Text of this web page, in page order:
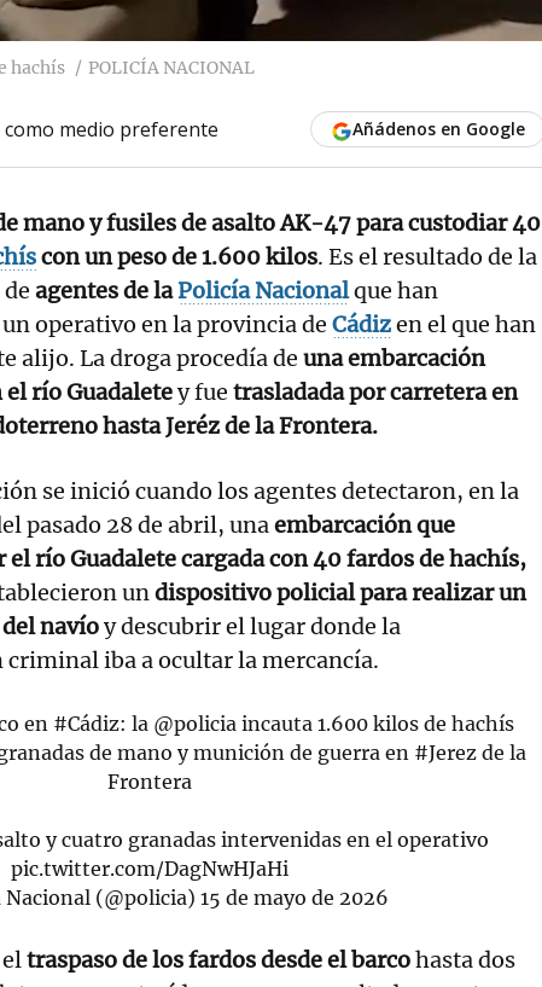
hachís POLICÍA NACIONAL
medio preferente Añádenos en Google
mano y fusiles de asalto AK-47 para custodiar 40
con un peso de 1.600 kilos. Es el resultado de la
agentes de laPolicía Nacionalque han
operativo en la provincia de Cádizen el que han
alijo. La droga procedía de una embarcación
río Guadaletey fue trasladada por carretera en
hasta Jeréz de la Frontera.
se inició cuando los agentes detectaron, en la
pasado 28 de abril, unaembarcación que
el río Guadalete cargada con 40 fardos de hachís,
undispositivo policial para realizar un
navíoy descubrir el lugar donde la
iba a ocultar la mercancía.
en #Cádiz: la @policia incauta 1.600 kilos de hachís
de mano y munición de guerra en #Jerezde la
Frontera
y cuatro granadas intervenidas en el operativo
pic.twitter.com/DagNwHJaHi
(@policia)15 de mayo de 2026
traspaso de los fardos desde el barcohasta dos